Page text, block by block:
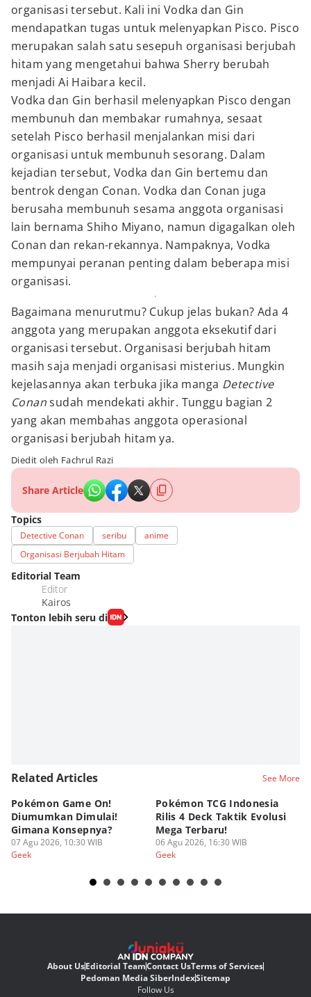
organisasi tersebut. Kali ini Vodka dan Gin
mendapatkan tugas untuk melenyapkan Pisco. Pisco
merupakan salah satu sesepuh organisasi berjubah
hitam yang mengetahui bahwa Sherry berubah
menjadi Ai Haibara kecil.
Vodka dan Gin berhasil melenyapkan Pisco dengan
membunuh dan membakar rumahnya, sesaat
setelah Pisco berhasil menjalankan misi dari
organisasi untuk membunuh sesorang. Dalam
kejadian tersebut, Vodka dan Gin bertemu dan
bentrok dengan Conan. Vodka dan Conan juga
berusaha membunuh sesama anggota organisasi
lain bernama Shiho Miyano, namun digagalkan oleh
Conan dan rekan-rekannya. Nampaknya, Vodka
mempunyai peranan penting dalam beberapa misi
organisasi.
Bagaimana menurutmu? Cukup jelas bukan? Ada 4
anggota yang merupakan anggota eksekutif dari
organisasi tersebut. Organisasi berjubah hitam
masih saja menjadi organisasi misterius. Mungkin
kejelasannya akan terbuka jika manga Detective
Conansudah mendekati akhir. Tunggu bagian 2
yang akan membahas anggota operasional
organisasi berjubah hitam ya.
Diedit oleh Fachrul Razi
Share Article
Topics
Detective Conan seribu
anime
Organisasi Berjubah Hitam
Editorial Team
Editor
Kairos
Tonton lebih seru di
Related Articles See More
Pokémon Game On!
Diumumkan Dimulai!
Gimana Konsepnya?
07 Agu 2026, 10:30 WIB
Geek
Pokémon TCG Indonesia
Rilis 4 Deck Taktik Evolusi
Mega Terbaru!
06 Agu 2026, 16:30 WIB
Geek
About UsEditorial TeamContact UsTerms of Services
Pedoman Media SiberIndexSitemap
Follow Us